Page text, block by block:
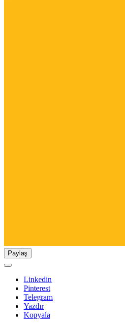
Paylaş
Linkedin
Pinterest
Telegram
Yazdır
Kopyala